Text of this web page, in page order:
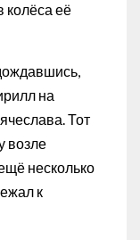
колёса её
на
Тот
возле
несколько
к